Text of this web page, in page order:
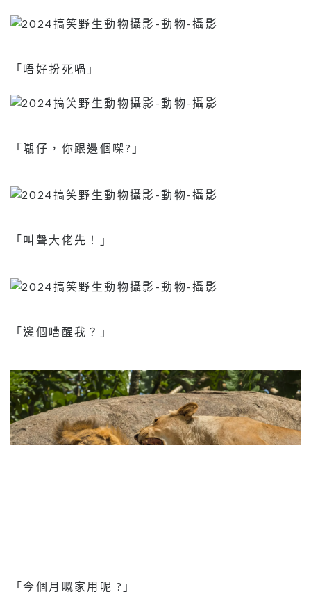
「唔好扮死喎」
「𡃁仔，你跟邊個㗎?」
「叫聲大佬先！」
「邊個嘈醒我？」
「今個月嘅家用呢 ?」